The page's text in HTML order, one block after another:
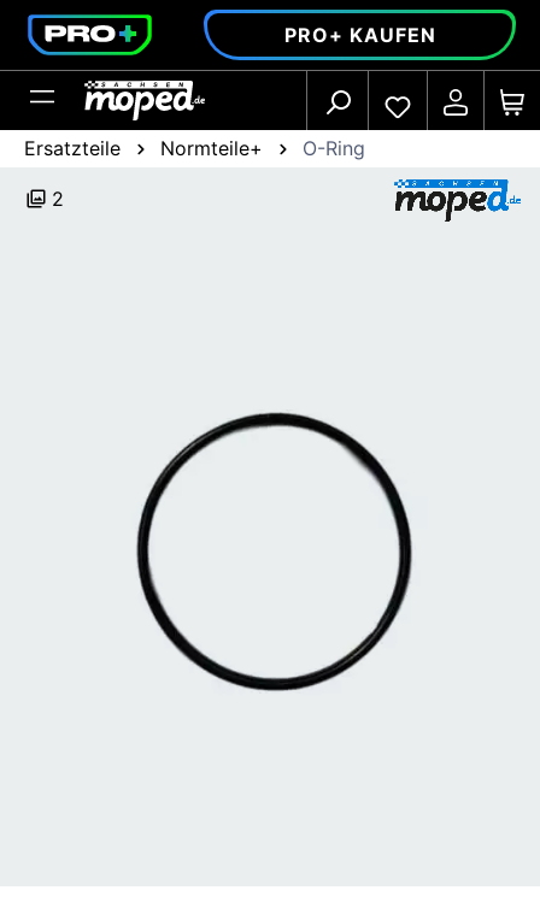
springen PRO+ KAUFEN
Ersatzteile Normteile+ O-Ring
2